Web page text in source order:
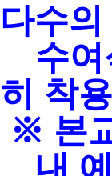
다수
수
히 착
※ 본
내